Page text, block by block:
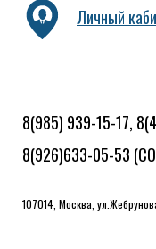
Личный
8(985) 939-15-17,
8(926)633-05-53
107014, Москва,